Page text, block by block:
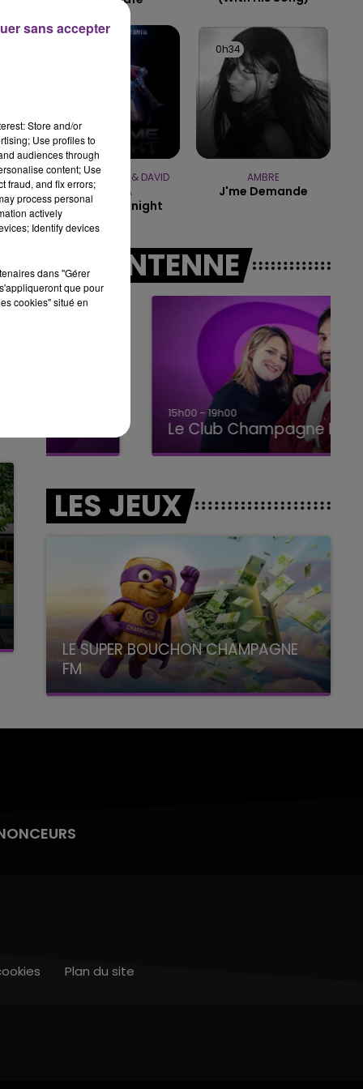
14h00 - 15h00
JENNIFER LOPEZ & DAVID
GUETTA
Save Me Tonight
0h34
0h34
AMBRE
J'me Demande
A L'ANTENNE
Le Club Champagne FM
LES JEUX
LE SUPER BOUCHON CHAMPAGNE
FM
avec La Famille Champagne FM, à 8H10
Plan du site
Store and/or
Use profiles to
audiences through
content; Use
fraud, and fix errors;
process personal
actively
Identify devices
dans "Gérer
que pour
cookies" situé en
sans accepter